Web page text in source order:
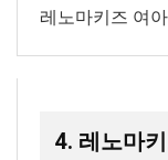
레노마키즈 여
4. 레노마